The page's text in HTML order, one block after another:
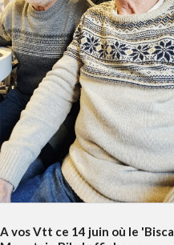
A vos Vtt ce 14 juin où le 'Bisca